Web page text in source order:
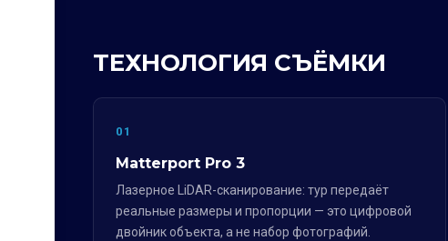
ТЕХНОЛОГИЯ СЪЁМКИ
01
Matterport Pro 3
Лазерное LiDAR-сканирование: тур передаёт
реальные размеры и пропорции — это цифровой
двойник объекта, а не набор фотографий.